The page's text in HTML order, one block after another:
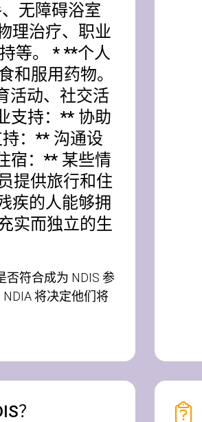
无障碍浴室
理治疗、职业
等。 * **个人
和服用药物。
活动、社交活
支持：** 协助
：** 沟通设
宿：** 某些情
提供旅行和住
疾的人能够拥
实而独立的生
否符合成为 NDIS 参
将决定他们将
？